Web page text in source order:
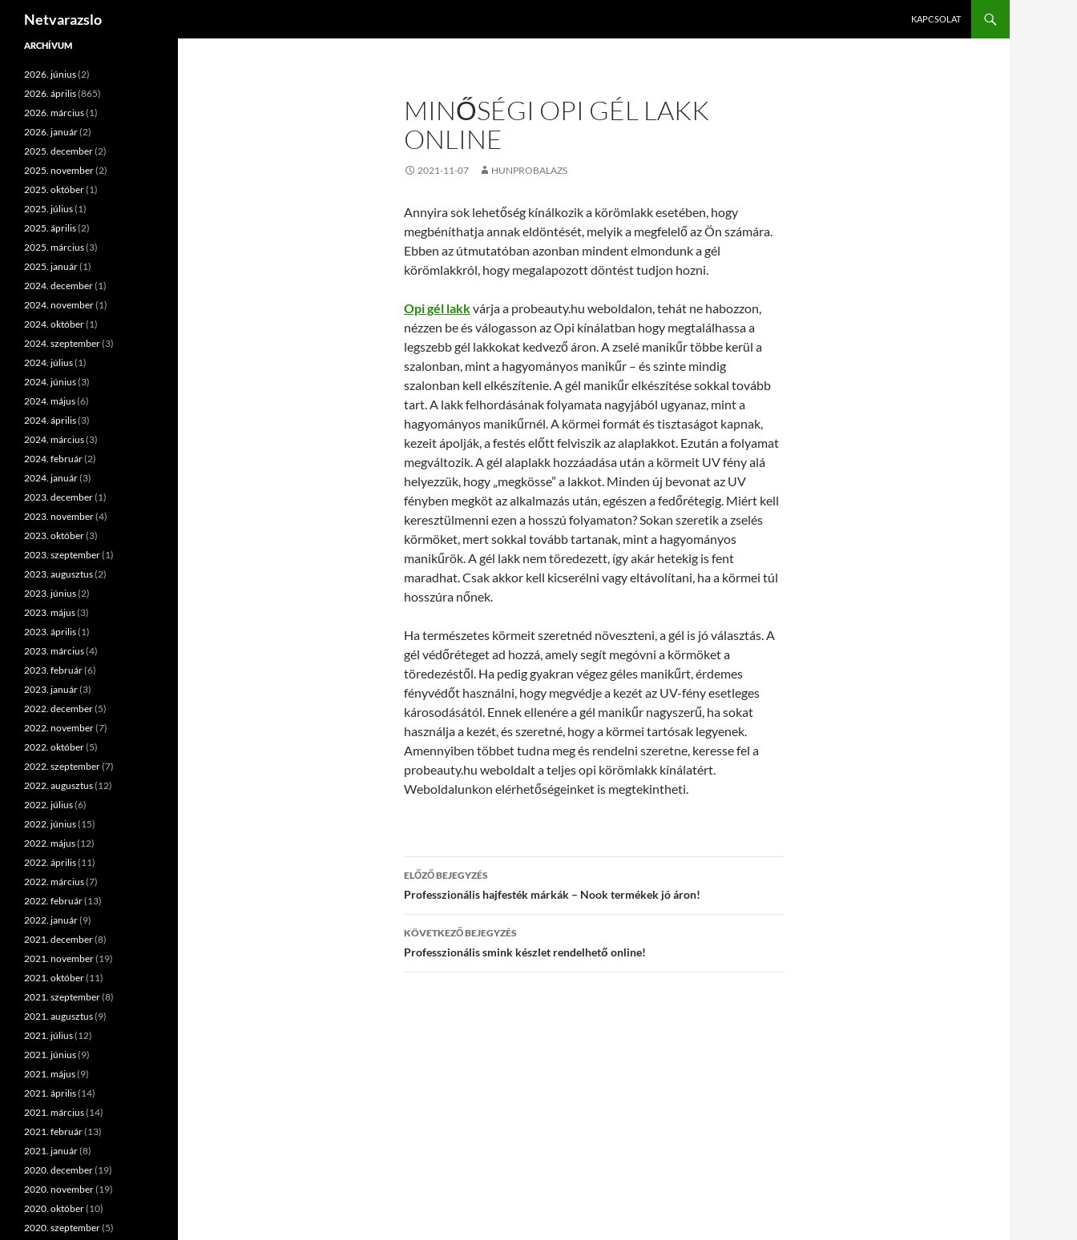
Kilépés
Netvarazslo KAPCSOLAT
MINŐSÉGI OPI GÉL LAKK
ONLINE
2021-11-07 HUNPROBALAZS
Annyira sok lehetőség kínálkozik a körömlakk esetében, hogy
megbéníthatja annak eldöntését, melyik a megfelelő az Ön számára.
Ebben az útmutatóban azonban mindent elmondunk a gél
körömlakkról, hogy megalapozott döntést tudjon hozni.
Opi gél lakkvárja a probeauty.hu weboldalon, tehát ne habozzon,
nézzen be és válogasson az Opi kínálatban hogy megtalálhassa a
legszebb gél lakkokat kedvező áron. A zselé manikűr többe kerül a
szalonban, mint a hagyományos manikűr – és szinte mindig
szalonban kell elkészítenie. A gél manikűr elkészítése sokkal tovább
tart. A lakk felhordásának folyamata nagyjából ugyanaz, mint a
hagyományos manikűrnél. A körmei formát és tisztaságot kapnak,
kezeit ápolják, a festés előtt felviszik az alaplakkot. Ezután a folyamat
megváltozik. A gél alaplakk hozzáadása után a körmeit UV fény alá
helyezzük, hogy „megkösse” a lakkot. Minden új bevonat az UV
fényben megköt az alkalmazás után, egészen a fedőrétegig. Miért kell
keresztülmenni ezen a hosszú folyamaton? Sokan szeretik a zselés
körmöket, mert sokkal tovább tartanak, mint a hagyományos
manikűrök. A gél lakk nem töredezett, így akár hetekig is fent
maradhat. Csak akkor kell kicserélni vagy eltávolítani, ha a körmei túl
hosszúra nőnek.
Ha természetes körmeit szeretnéd növeszteni, a gél is jó választás. A
gél védőréteget ad hozzá, amely segít megóvni a körmöket a
töredezéstől. Ha pedig gyakran végez géles manikűrt, érdemes
fényvédőt használni, hogy megvédje a kezét az UV-fény esetleges
károsodásától. Ennek ellenére a gél manikűr nagyszerű, ha sokat
használja a kezét, és szeretné, hogy a körmei tartósak legyenek.
Amennyiben többet tudna meg és rendelni szeretne, keresse fel a
probeauty.hu weboldalt a teljes opi körömlakk kínálatért.
Weboldalunkon elérhetőségeinket is megtekintheti.
Bejegyzés
navigáció
ELŐZŐ BEJEGYZÉS
Professzionális hajfesték márkák – Nook termékek jó áron!
KÖVETKEZŐ BEJEGYZÉS
Professzionális smink készlet rendelhető online!
ARCHÍVUM
2026. június(2)
2026. április(865)
2026. március(1)
2026. január(2)
2025. december(2)
2025. november(2)
2025. október(1)
2025. július(1)
2025. április(2)
2025. március(3)
2025. január(1)
2024. december(1)
2024. november(1)
2024. október(1)
2024. szeptember(3)
2024. július(1)
2024. június(3)
2024. május(6)
2024. április(3)
2024. március(3)
2024. február(2)
2024. január(3)
2023. december(1)
2023. november(4)
2023. október(3)
2023. szeptember(1)
2023. augusztus(2)
2023. június(2)
2023. május(3)
2023. április(1)
2023. március(4)
2023. február(6)
2023. január(3)
2022. december(5)
2022. november(7)
2022. október(5)
2022. szeptember(7)
2022. augusztus(12)
2022. július(6)
2022. június(15)
2022. május(12)
2022. április(11)
2022. március(7)
2022. február(13)
2022. január(9)
2021. december(8)
2021. november(19)
2021. október(11)
2021. szeptember(8)
2021. augusztus(9)
2021. július(12)
2021. június(9)
2021. május(9)
2021. április(14)
2021. március(14)
2021. február(13)
2021. január(8)
2020. december(19)
2020. november(19)
2020. október(10)
2020. szeptember(5)